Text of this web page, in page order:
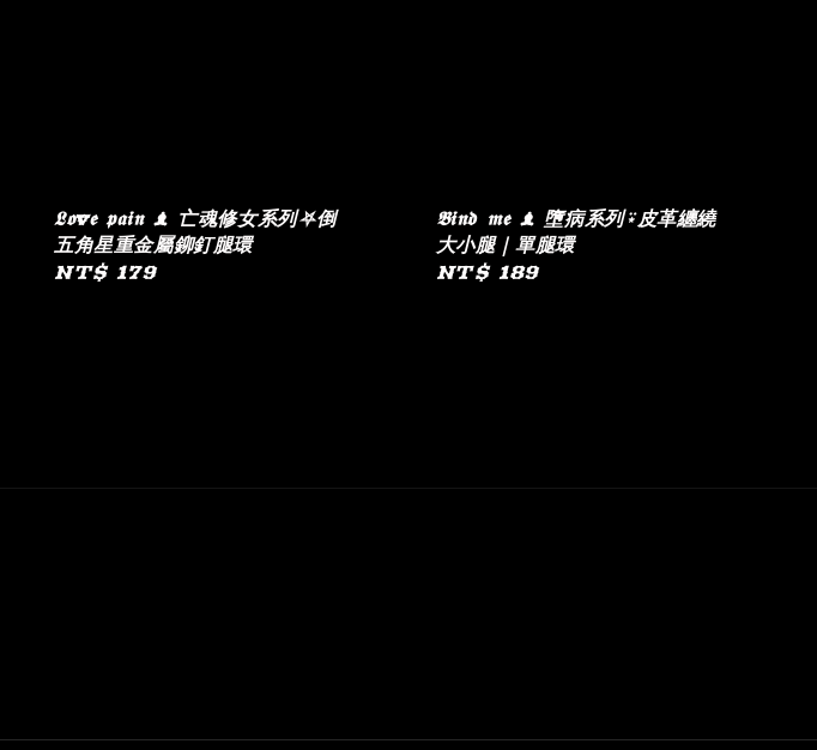
𝕷𝖔v𝖊 𝖕𝖆𝖎𝖓 ♝ 亡魂修女系列⛧倒
五角星重金屬鉚釘腿環
Regular
NT$ 179
𝕭𝖎𝖓𝖉 𝖒𝖊 ♝ 墮病系列⍣皮革纏繞
大小腿｜單腿環
Regular
NT$ 189